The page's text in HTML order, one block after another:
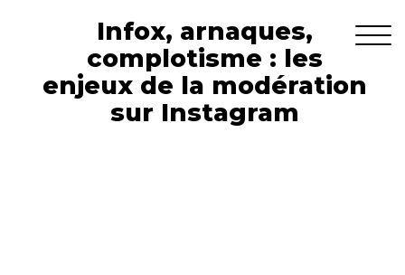
Infox, arnaques,
complotisme : les
enjeux de la modération
sur Instagram